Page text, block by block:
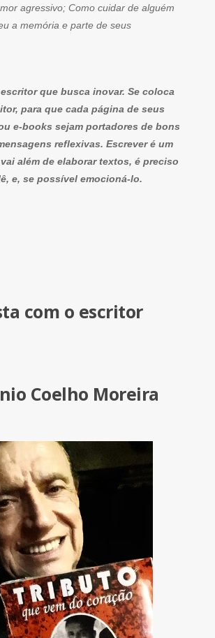
agressivo; Como cuidar de alguém
a memória e parte de seus
que busca inovar. Se coloca
para que cada página de seus
e-books sejam portadores de bons
reflexivas. Escrever é um
além de elaborar textos, é preciso
e, se possível emocioná-lo.
com o escritor
Coelho Moreira